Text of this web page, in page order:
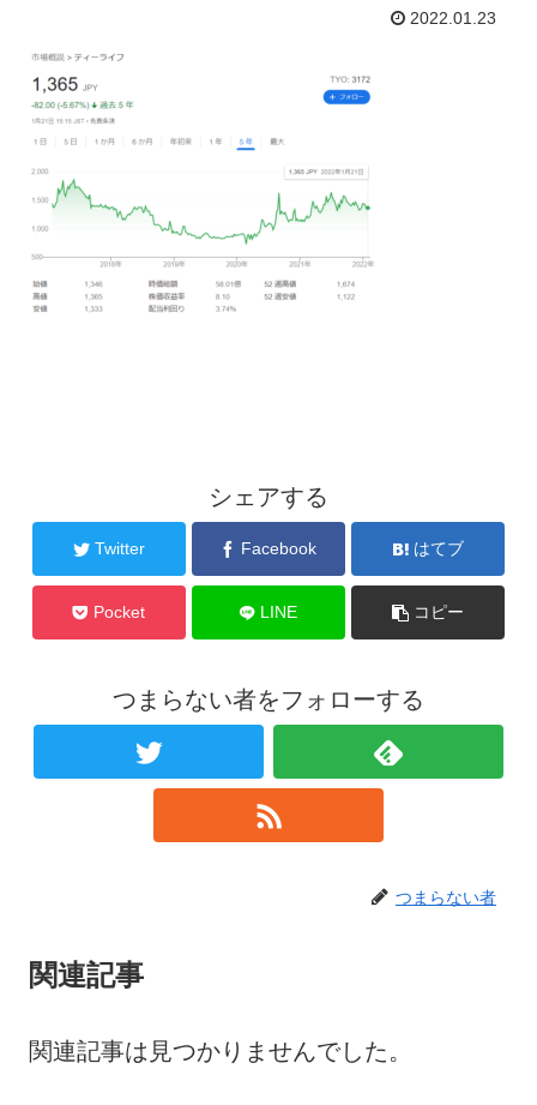
2022.01.23
シェアする
Twitter Facebook はてブ
Pocket LINE コピー
つまらない者をフォローする
つまらない者
関連記事
関連記事は見つかりませんでした。